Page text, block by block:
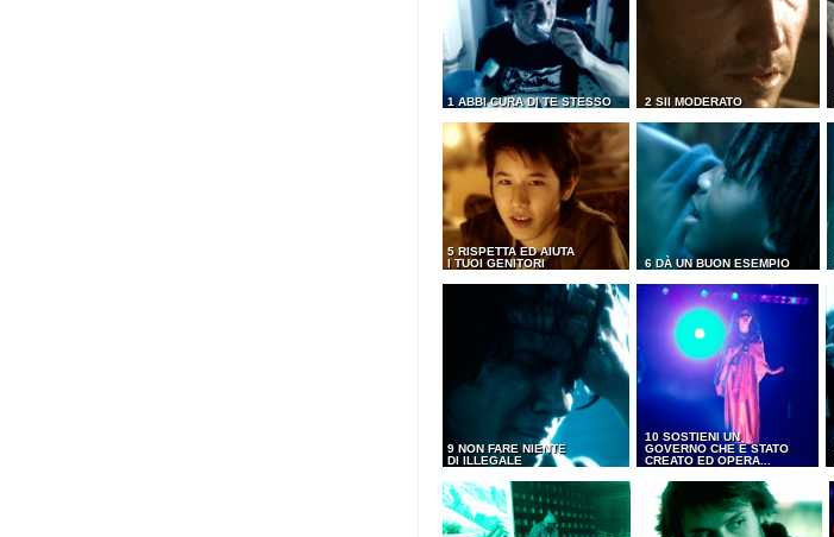
1 ABBI CURA DI TE STESSO 2 SII MODERATO
5 RISPETTA ED AIUTA
I TUOI GENITORI
6 DÀ UN BUON ESEMPIO
9 NON FARE NIENTE
DI ILLEGALE
10 SOSTIENI UN
GOVERNO CHE È STATO
CREATO ED OPERA...